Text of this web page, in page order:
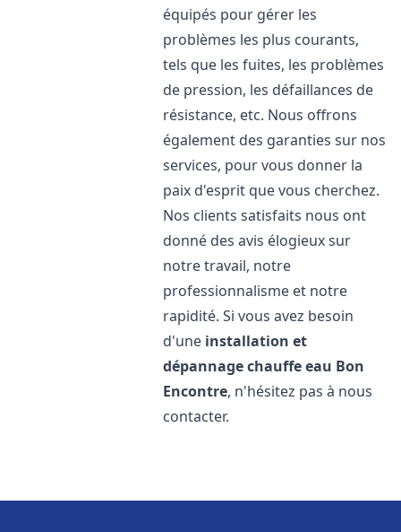
équipés pour gérer les
problèmes les plus courants,
tels que les fuites, les problèmes
de pression, les défaillances de
résistance, etc. Nous offrons
également des garanties sur nos
services, pour vous donner la
paix d'esprit que vous cherchez.
Nos clients satisfaits nous ont
donné des avis élogieux sur
notre travail, notre
professionnalisme et notre
rapidité. Si vous avez besoin
d'une installation et
dépannage chauffe eau Bon
Encontre, n'hésitez pas à nous
contacter.